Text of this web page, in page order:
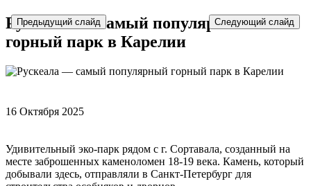
Рускеала — самый популярный
горный парк в Карелии
Предыдущий слайд Следующий слайд
16 Октября 2025
Удивительный эко-парк рядом с г. Сортавала, созданный на
месте заброшенных каменоломен 18-19 века. Камень, который
добывали здесь, отправляли в Санкт-Петербург для